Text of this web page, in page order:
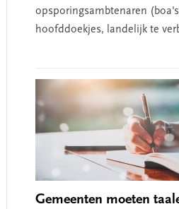
opsporingsambtenaren
hoofddoekjes, landelijk te
Gemeenten moeten